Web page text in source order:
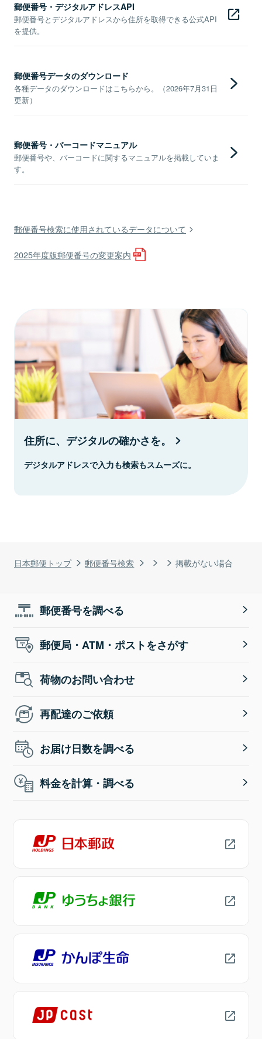
日本郵便トップ 郵便番号検索 掲載がない場合
郵便番号・デジタルアドレスAPI
郵便番号とデジタルアドレスから住所を取得できる公式API
を提供。
郵便番号データのダウンロード
各種データのダウンロードはこちらから。（2026年7月31日
更新）
郵便番号・バーコードマニュアル
郵便番号や、バーコードに関するマニュアルを掲載していま
す。
郵便番号検索に使用されているデータについて
2025年度版郵便番号の変更案内
住所に、デジタルの確かさを。
デジタルアドレスで入力も検索もスムーズに。
郵便番号を調べる
郵便局・ATM・ポストをさがす
荷物のお問い合わせ
再配達のご依頼
お届け日数を調べる
料金を計算・調べる